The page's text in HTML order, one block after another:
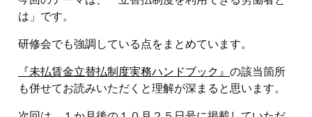
は」です。
研修会でも強調している点をまとめています。
『未払賃金立替払制度実務ハンドブック』 の該当箇所
も併せてお読みいただくと理解が深まると思います。